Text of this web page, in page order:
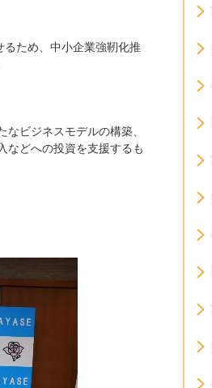
ため、中小企業強靭化推
ビジネスモデルの構築、
などへの投資を支援するも